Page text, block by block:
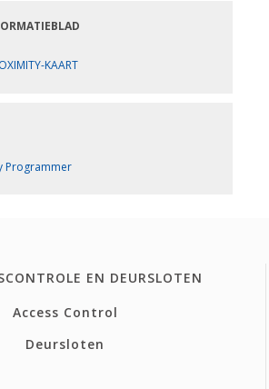
KAART
Programmer
EN DEURSLOTEN
Access Control
Deursloten